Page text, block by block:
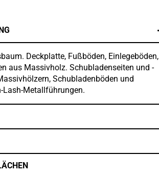
Deckplatte, Fußböden, Einlegeböden,
aus Massivholz. Schubladenseiten und -
Schubladenböden und
Lash-Metallführungen.